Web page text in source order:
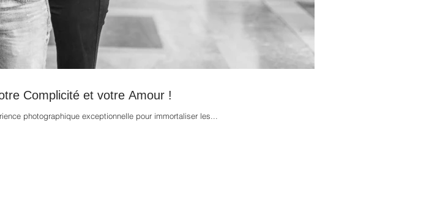
Complicité et votre Amour !
photographique exceptionnelle pour immortaliser les...